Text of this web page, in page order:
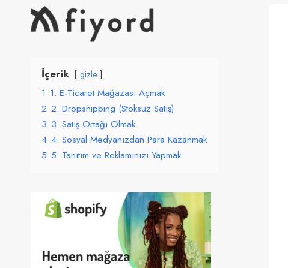
İçerik gizle
1 1. E-Ticaret Mağazası Açmak
2 2. Dropshipping (Stoksuz Satış)
3 3. Satış Ortağı Olmak
4 4. Sosyal Medyanızdan Para Kazanmak
5 5. Tanıtım ve Reklamınızı Yapmak